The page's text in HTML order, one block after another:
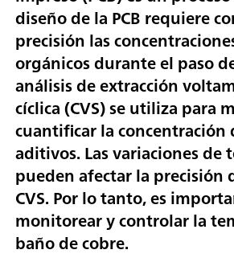
diseño de la PCB requiere
precisión las
orgánicos durante el paso
análisis de extracción
cíclica (CVS) se utiliza para
cuantificar la concentración
aditivos. Las variaciones de
pueden afectar la precisión
CVS. Por lo tanto, es
monitorear y controlar la
baño de cobre.